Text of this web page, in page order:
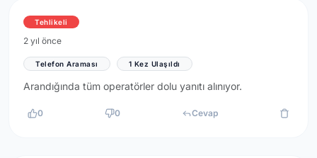
Tehlikeli
2 yıl önce
Telefon Araması 1 Kez Ulaşıldı
Arandığında tüm operatörler dolu yanıtı alınıyor.
0 0 Cevap